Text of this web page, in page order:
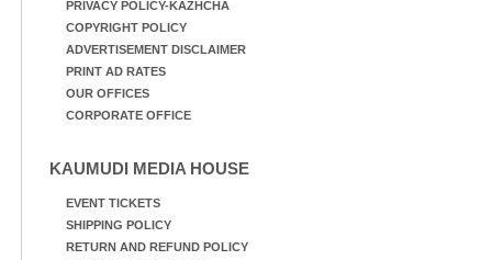
PRIVACY POLICY-KAZHCHA
COPYRIGHT POLICY
ADVERTISEMENT DISCLAIMER
PRINT AD RATES
OUR OFFICES
CORPORATE OFFICE
KAUMUDI MEDIA HOUSE
EVENT TICKETS
SHIPPING POLICY
RETURN AND REFUND POLICY